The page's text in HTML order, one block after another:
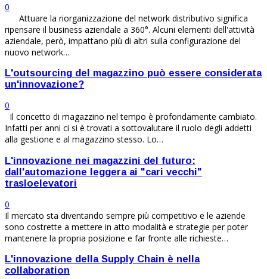
0
Attuare la riorganizzazione del network distributivo significa
ripensare il business aziendale a 360°. Alcuni elementi dell'attività
aziendale, però, impattano più di altri sulla configurazione del
nuovo network…
L'outsourcing del magazzino può essere considerata
un'innovazione?
0
Il concetto di magazzino nel tempo è profondamente cambiato.
Infatti per anni ci si è trovati a sottovalutare il ruolo degli addetti
alla gestione e al magazzino stesso. Lo…
L'innovazione nei magazzini del futuro:
dall'automazione leggera ai "cari vecchi"
trasloelevatori
0
Il mercato sta diventando sempre più competitivo e le aziende
sono costrette a mettere in atto modalità e strategie per poter
mantenere la propria posizione e far fronte alle richieste…
L'innovazione della Supply Chain è nella
collaboration